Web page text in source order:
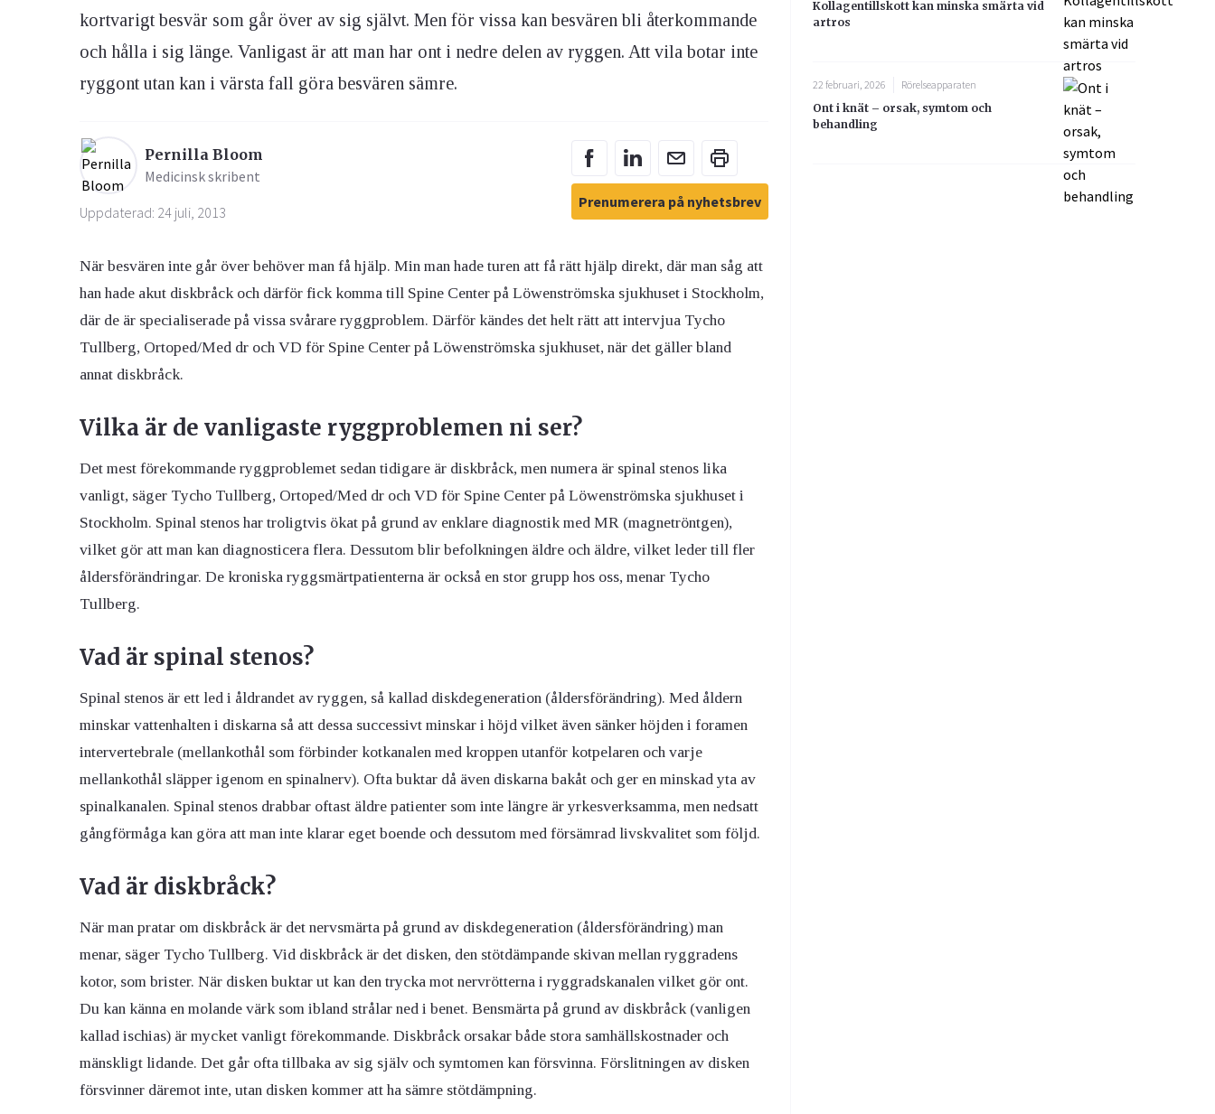
Ögon & Öron
Övervikt
kortvarigt besvär som går över av sig självt. Men för vissa kan besvären bli återkommande
och hålla i sig länge. Vanligast är att man har ont i nedre delen av ryggen. Att vila botar inte
ryggont utan kan i värsta fall göra besvären sämre.
Pernilla Bloom
Medicinsk skribent
Uppdaterad: 24 juli, 2013
Prenumerera på nyhetsbrev
När besvären inte går över behöver man få hjälp. Min man hade turen att få rätt hjälp direkt, där man såg att
han hade akut diskbråck och därför fick komma till Spine Center på Löwenströmska sjukhuset i Stockholm,
där de är specialiserade på vissa svårare ryggproblem. Därför kändes det helt rätt att intervjua Tycho
Tullberg, Ortoped/Med dr och VD för Spine Center på Löwenströmska sjukhuset, när det gäller bland
annat diskbråck.
Vilka är de vanligaste ryggproblemen ni ser?
Det mest förekommande ryggproblemet sedan tidigare är diskbråck, men numera är spinal stenos lika
vanligt, säger Tycho Tullberg, Ortoped/Med dr och VD för Spine Center på Löwenströmska sjukhuset i
Stockholm. Spinal stenos har troligtvis ökat på grund av enklare diagnostik med MR (magnetröntgen),
vilket gör att man kan diagnosticera flera. Dessutom blir befolkningen äldre och äldre, vilket leder till fler
åldersförändringar. De kroniska ryggsmärtpatienterna är också en stor grupp hos oss, menar Tycho
Tullberg.
Vad är spinal stenos?
Spinal stenos är ett led i åldrandet av ryggen, så kallad diskdegeneration (åldersförändring). Med åldern
minskar vattenhalten i diskarna så att dessa successivt minskar i höjd vilket även sänker höjden i foramen
intervertebrale (mellankothål som förbinder kotkanalen med kroppen utanför kotpelaren och varje
mellankothål släpper igenom en spinalnerv). Ofta buktar då även diskarna bakåt och ger en minskad yta av
spinalkanalen. Spinal stenos drabbar oftast äldre patienter som inte längre är yrkesverksamma, men nedsatt
gångförmåga kan göra att man inte klarar eget boende och dessutom med försämrad livskvalitet som följd.
Vad är diskbråck?
När man pratar om diskbråck är det nervsmärta på grund av diskdegeneration (åldersförändring) man
menar, säger Tycho Tullberg. Vid diskbråck är det disken, den stötdämpande skivan mellan ryggradens
kotor, som brister. När disken buktar ut kan den trycka mot nervrötterna i ryggradskanalen vilket gör ont.
Du kan känna en molande värk som ibland strålar ned i benet. Bensmärta på grund av diskbråck (vanligen
kallad ischias) är mycket vanligt förekommande. Diskbråck orsakar både stora samhällskostnader och
mänskligt lidande. Det går ofta tillbaka av sig själv och symtomen kan försvinna. Förslitningen av disken
försvinner däremot inte, utan disken kommer att ha sämre stötdämpning.
Kollagentillskott kan minska smärta vid
artros
22 februari, 2026
Rörelseapparaten
Ont i knät – orsak, symtom och
behandling